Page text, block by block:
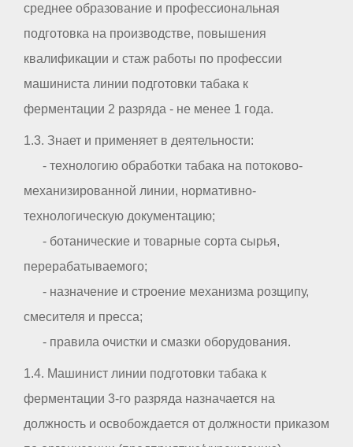
среднее образование и профессиональная
подготовка на производстве, повышения
квалификации и стаж работы по профессии
машиниста линии подготовки табака к
ферментации 2 разряда - не менее 1 года.
1.3. Знает и применяет в деятельности:
- технологию обработки табака на потоково-
механизированной линии, нормативно-
технологическую документацию;
- ботанические и товарные сорта сырья,
перерабатываемого;
- назначение и строение механизма розщипу,
смесителя и пресса;
- правила очистки и смазки оборудования.
1.4. Машинист линии подготовки табака к
ферментации 3-го разряда назначается на
должность и освобождается от должности приказом